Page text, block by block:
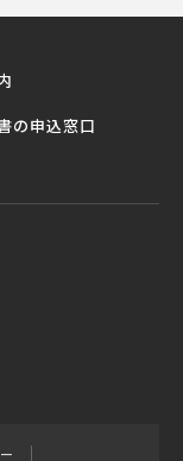
の申込窓口